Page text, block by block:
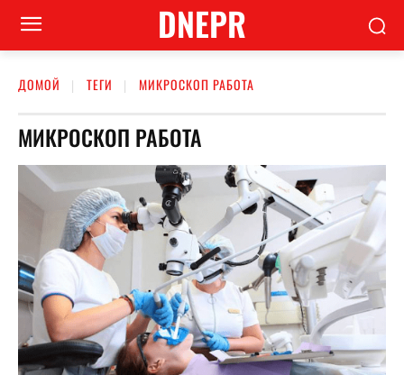
DNEPR
ДОМОЙ ТЕГИ МИКРОСКОП РАБОТА
МИКРОСКОП РАБОТА